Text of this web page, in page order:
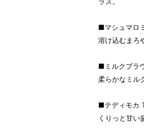
■マシュマロ
溶け込むまろ
■ミルクブラ
柔らかなミル
■テディモカ
くりっと甘い